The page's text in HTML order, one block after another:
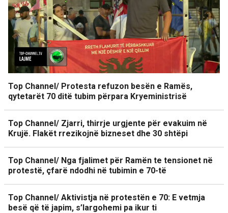
Top Channel/ Protesta refuzon besën e Ramës,
qytetarët 70 ditë tubim përpara Kryeministrisë
Top Channel/ Zjarri, thirrje urgjente për evakuim në
Krujë. Flakët rrezikojnë bizneset dhe 30 shtëpi
Top Channel/ Nga fjalimet për Ramën te tensionet në
protestë, çfarë ndodhi në tubimin e 70-të
Top Channel/ Aktivistja në protestën e 70: E vetmja
besë që të japim, s’largohemi pa ikur ti